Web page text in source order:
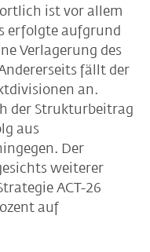
ist vor allem
erfolgte aufgrund
Verlagerung des
fällt der
an.
der Strukturbeitrag
aus
Der
weiterer
ACT-26
auf